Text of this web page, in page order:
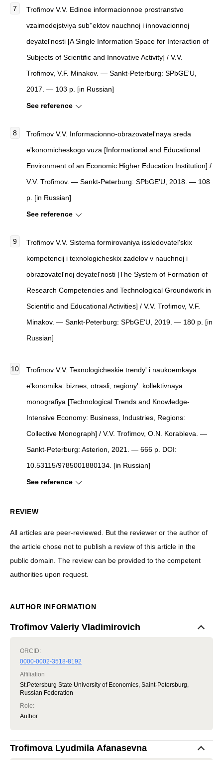
Trofimov V.V. Edinoe informacionnoe prostranstvo
vzaimodejstviya sub''ektov nauchnoj i innovacionnoj
deyatel'nosti [A Single Information Space for Interaction of
Subjects of Scientific and Innovative Activity] / V.V.
Trofimov, V.F. Minakov. — Sankt-Peterburg: SPbGE'U,
2017. — 103 p. [in Russian]
See reference
Trofimov V.V. Informacionno-obrazovatel'naya sreda
e'konomicheskogo vuza [Informational and Educational
Environment of an Economic Higher Education Institution] /
V.V. Trofimov. — Sankt-Peterburg: SPbGE'U, 2018. — 108
p. [in Russian]
See reference
Trofimov V.V. Sistema formirovaniya issledovatel'skix
kompetencij i texnologicheskix zadelov v nauchnoj i
obrazovatel'noj deyatel'nosti [The System of Formation of
Research Competencies and Technological Groundwork in
Scientific and Educational Activities] / V.V. Trofimov, V.F.
Minakov. — Sankt-Peterburg: SPbGE'U, 2019. — 180 p. [in
Russian]
Trofimov V.V. Texnologicheskie trendy' i naukoemkaya
e'konomika: biznes, otrasli, regiony': kollektivnaya
monografiya [Technological Trends and Knowledge-
Intensive Economy: Business, Industries, Regions:
Collective Monograph] / V.V. Trofimov, O.N. Korableva. —
Sankt-Peterburg: Asterion, 2021. — 666 p. DOI:
10.53115/9785001880134. [in Russian]
See reference
REVIEW
All articles are peer-reviewed. But the reviewer or the author of
the article chose not to publish a review of this article in the
public domain. The review can be provided to the competent
authorities upon request.
AUTHOR INFORMATION
Trofimov Valeriy Vladimirovich
ORCID:
0000-0002-3518-8192
Affiliation
St.Petersburg State University of Economics, Saint-Petersburg,
Russian Federation
Role:
Author
Trofimova Lyudmila Afanasevna